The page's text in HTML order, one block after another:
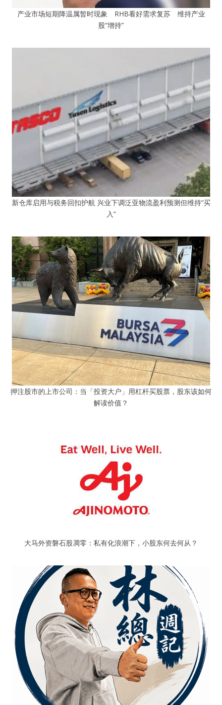
产业市场短期降温属暂时现象 RHB看好需求复苏 维持产业
股“增持”
新仓库启用与税务回扣护航 兴业下调泛亚物流盈利预测但维持“买
入”
押注股市的上市公司：当「投资大户」用杠杆买股票，股东该如何
解读价值？
大马外资磐石股凋零：私有化浪潮下，小股东何去何从？